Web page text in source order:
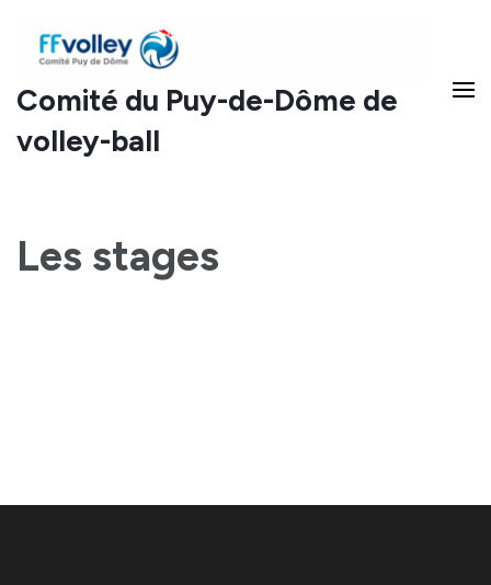
Comité du Puy-de-Dôme de
volley-ball
Les stages